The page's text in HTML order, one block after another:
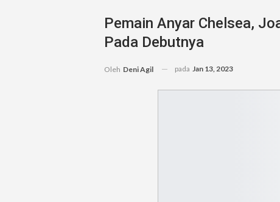
Pemain Anyar Chelsea,
Pada Debutnya
Oleh Deni Agil pada Jan 13, 2023